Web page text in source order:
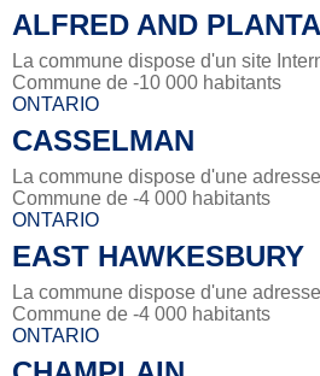
ALFRED AND
La commune dispose d'un site
Commune de -10 000 habitants
ONTARIO
CASSELMAN
La commune dispose d'une
Commune de -4 000 habitants
ONTARIO
EAST HAWKESBURY
La commune dispose d'une
Commune de -4 000 habitants
ONTARIO